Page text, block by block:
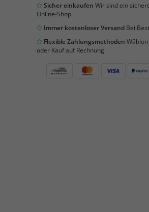
Sicher einkaufen Wir sind ein
Online-Shop.
Immer kostenloser VersandBei
Flexible Zahlungsmethoden
oder Kauf auf Rechnung